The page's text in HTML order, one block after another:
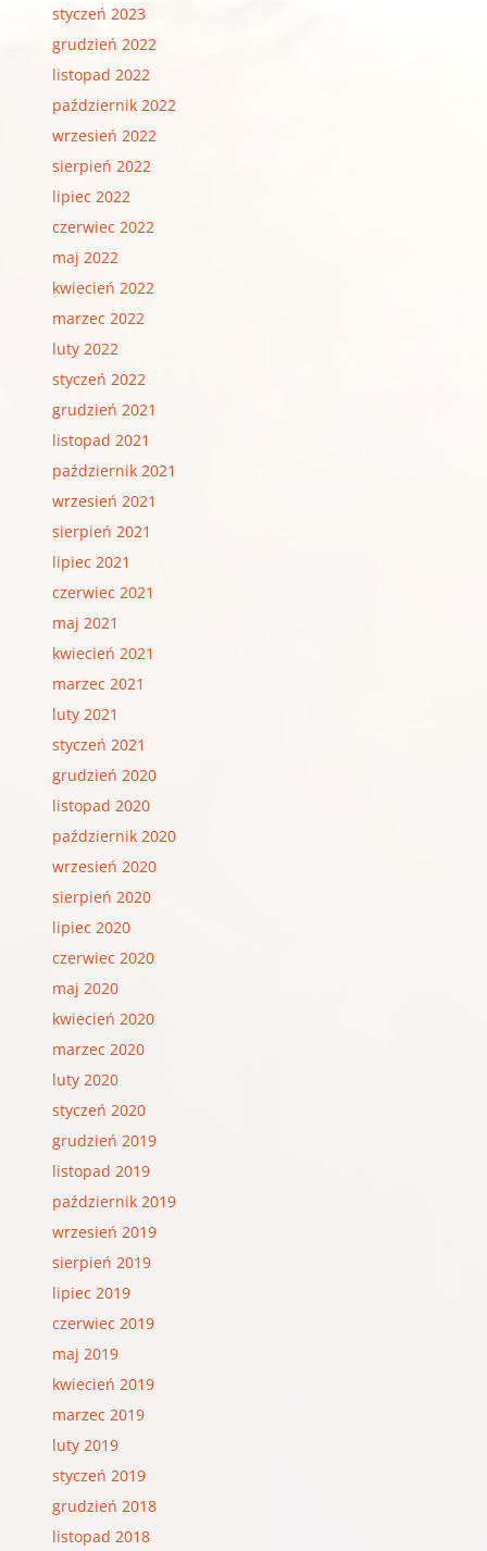
styczeń 2023
grudzień 2022
listopad 2022
październik 2022
wrzesień 2022
sierpień 2022
lipiec 2022
czerwiec 2022
maj 2022
kwiecień 2022
marzec 2022
luty 2022
styczeń 2022
grudzień 2021
listopad 2021
październik 2021
wrzesień 2021
sierpień 2021
lipiec 2021
czerwiec 2021
maj 2021
kwiecień 2021
marzec 2021
luty 2021
styczeń 2021
grudzień 2020
listopad 2020
październik 2020
wrzesień 2020
sierpień 2020
lipiec 2020
czerwiec 2020
maj 2020
kwiecień 2020
marzec 2020
luty 2020
styczeń 2020
grudzień 2019
listopad 2019
październik 2019
wrzesień 2019
sierpień 2019
lipiec 2019
czerwiec 2019
maj 2019
kwiecień 2019
marzec 2019
luty 2019
styczeń 2019
grudzień 2018
listopad 2018